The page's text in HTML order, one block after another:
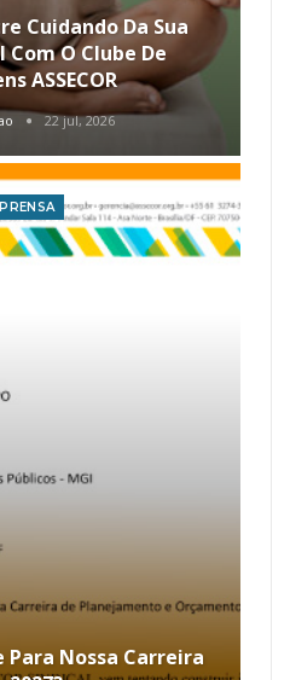
Cuidando Da Sua
Com O Clube De
ASSECOR
22 jul, 2026
Nossa Carreira